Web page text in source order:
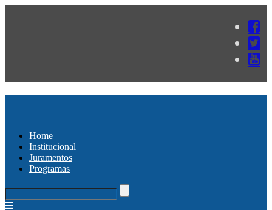
Home
Institucional
Juramentos
Programas